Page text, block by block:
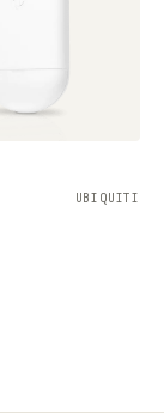
UBIQUITI